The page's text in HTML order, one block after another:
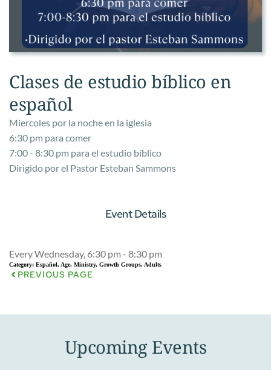
Clases de estudio bíblico en
español
Miercoles por la noche en la iglesia
6:30 pm para comer
7:00 - 8:30 pm para el estudio bíblico
Dirigido por el Pastor Esteban Sammons
Event Details
Every Wednesday, 6:30 pm - 8:30 pm
Category: Español, Age, Ministry, Growth Groups, Adults
PREVIOUS PAGE
Upcoming Events